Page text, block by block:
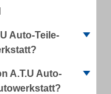
Auto-Teile-
A.T.U Auto-